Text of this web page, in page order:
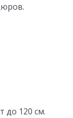
до 120 см.